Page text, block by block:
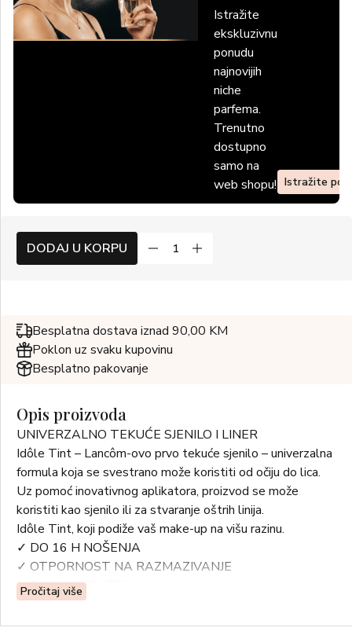
Istražite
ekskluzivnu
ponudu
najnovijih
niche
parfema.
Trenutno
dostupno
samo na
web shopu! Istražite
DODAJ U KORPU
Besplatna dostava iznad 90,00 KM
Poklon uz svaku kupovinu
Besplatno pakovanje
Opis proizvoda
UNIVERZALNO TEKUĆE SJENILO I LINER
Idôle Tint – Lancôm-ovo prvo tekuće sjenilo – univerzalna
formula koja se svestrano može koristiti od očiju do lica.
Uz pomoć inovativnog aplikatora, proizvod se može
koristiti kao sjenilo ili za stvaranje oštrih linija.
Idôle Tint, koji podiže vaš make-up na višu razinu.
✓ DO 16 H NOŠENJA
✓ OTPORNOST NA RAZMAZIVANJE
✓ BOJA NE BLIJEDI
Pročitaj više